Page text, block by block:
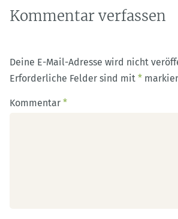
Kommentar verfassen
Deine E-Mail-Adresse wird nicht
Erforderliche Felder sind mit *
Kommentar *